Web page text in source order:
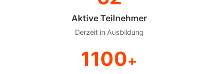
Aktive Teilnehmer
Derzeit in Ausbildung
1100+